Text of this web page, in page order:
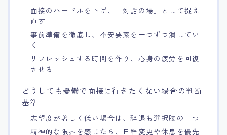
面接のハードルを下げ、「対話の場」として捉え
直す
事前準備を徹底し、不安要素を一つずつ潰してい
く
リフレッシュする時間を作り、心身の疲労を回復
させる
どうしても憂鬱で面接に行きたくない場合の判断
基準
志望度が著しく低い場合は、辞退も選択肢の一つ
精神的な限界を感じたら、日程変更や休息を優先